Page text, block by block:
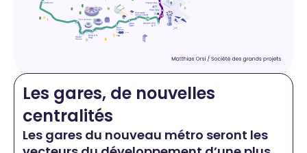
Les gares, de nouvelles
centralités
Les gares du nouveau métro seront les